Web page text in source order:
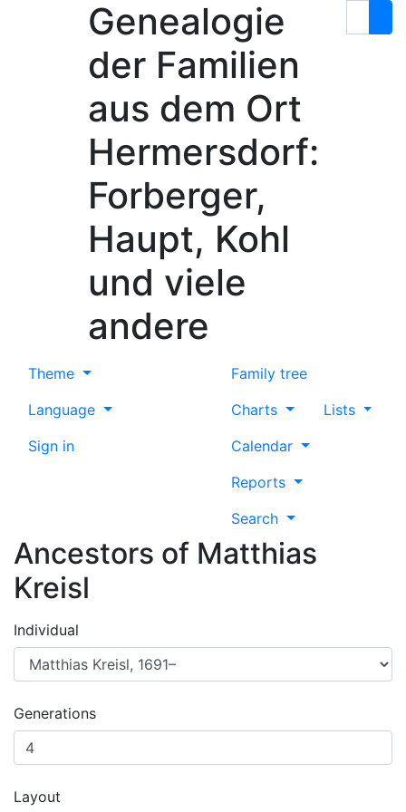
Genealogie
der Familien
aus dem Ort
Hermersdorf:
Forberger,
Haupt, Kohl
und viele
andere
Theme
Language
Sign in
Family tree
Charts
Lists
Calendar
Reports
Search
Ancestors of Matthias
Kreisl
Individual
Generations
Layout